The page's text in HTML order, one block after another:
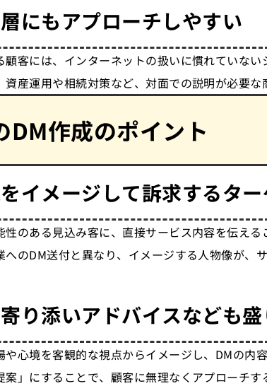
にもアプローチしやすい
顧客には、インターネットの扱いに慣れていな
産運用や相続対策など、対面での説明が必要
DM作成のポイント
イメージして訴求するタ
性のある見込み客に、直接サービス内容を伝える
へのDM送付と異なり、イメージする人物像が、
り添いアドバイスなども
や心境を客観的な視点からイメージし、DMの内
」にすることで、顧客に無理なくアプローチす